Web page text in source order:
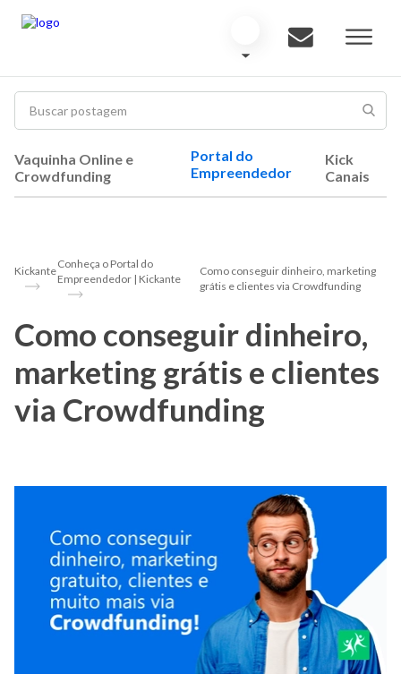
Vaquinha Online e
Crowdfunding
Portal do
Empreendedor
Kick
Canais
Kickante
Conheça o Portal do
Empreendedor | Kickante
Como conseguir dinheiro, marketing
grátis e clientes via Crowdfunding
Como conseguir dinheiro,
marketing grátis e clientes
via Crowdfunding